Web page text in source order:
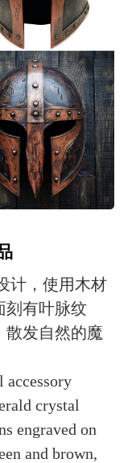
计，使用木材
刻有叶脉纹
散发自然的魔
accessory
crystal
engraved on
and brown,